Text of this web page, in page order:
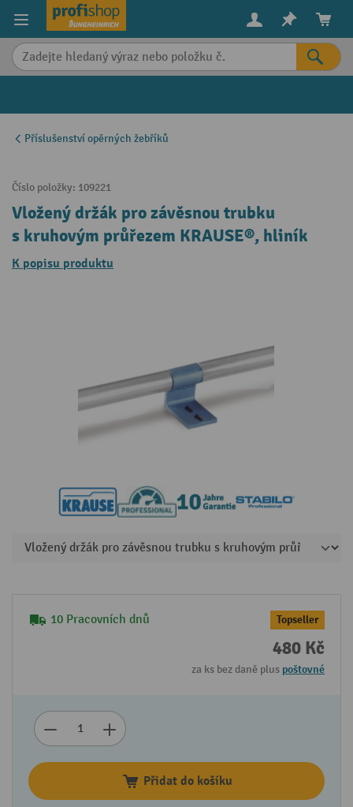
content
Příslušenství opěrných žebříků
Číslo položky: 109221
Vložený držák pro závěsnou trubku
s kruhovým průřezem KRAUSE®, hliník
K popisu produktu
10 Pracovních dnů Topseller
480 Kč
za ks bez daně plus poštovné
Přidat do košíku